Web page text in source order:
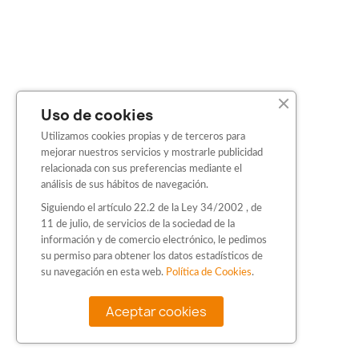
Uso de cookies
Utilizamos cookies propias y de terceros para
mejorar nuestros servicios y mostrarle publicidad
relacionada con sus preferencias mediante el
análisis de sus hábitos de navegación.
Siguiendo el artículo 22.2 de la Ley 34/2002 , de
11 de julio, de servicios de la sociedad de la
información y de comercio electrónico, le pedimos
su permiso para obtener los datos estadísticos de
su navegación en esta web. Política de Cookies.
Aceptar cookies